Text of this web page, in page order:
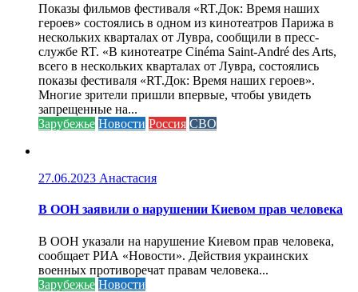
Показы фильмов фестиваля «RT.Док: Время наших
героев» состоялись в одном из кинотеатров Парижа в
нескольких кварталах от Лувра, сообщили в пресс-
службе RT. «В кинотеатре Cinéma Saint-André des Arts,
всего в нескольких кварталах от Лувра, состоялись
показы фестиваля «RT.Док: Время наших героев».
Многие зрители пришли впервые, чтобы увидеть
запрещенные на...
Зарубежье Новости Россия СВО
27.06.2023 Анастасия
В ООН заявили о нарушении Киевом прав человека
В ООН указали на нарушение Киевом прав человека,
сообщает РИА «Новости». Действия украинских
военных противоречат правам человека...
Зарубежье Новости